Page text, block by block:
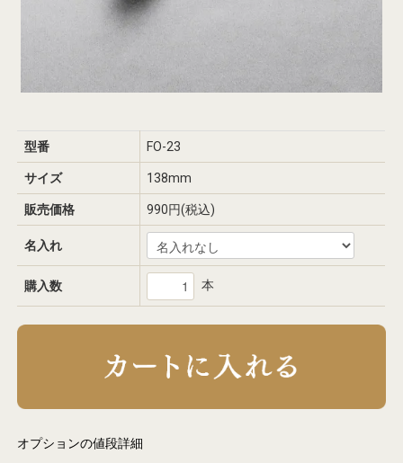
型番 FO-23
サイズ 138mm
販売価格 990円(税込)
名入れ
購入数 本
オプションの値段詳細